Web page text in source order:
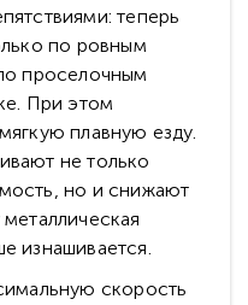
теперь
по ровным
проселочным
При этом
плавную езду.
не только
но и снижают
изнашивается.
скорость